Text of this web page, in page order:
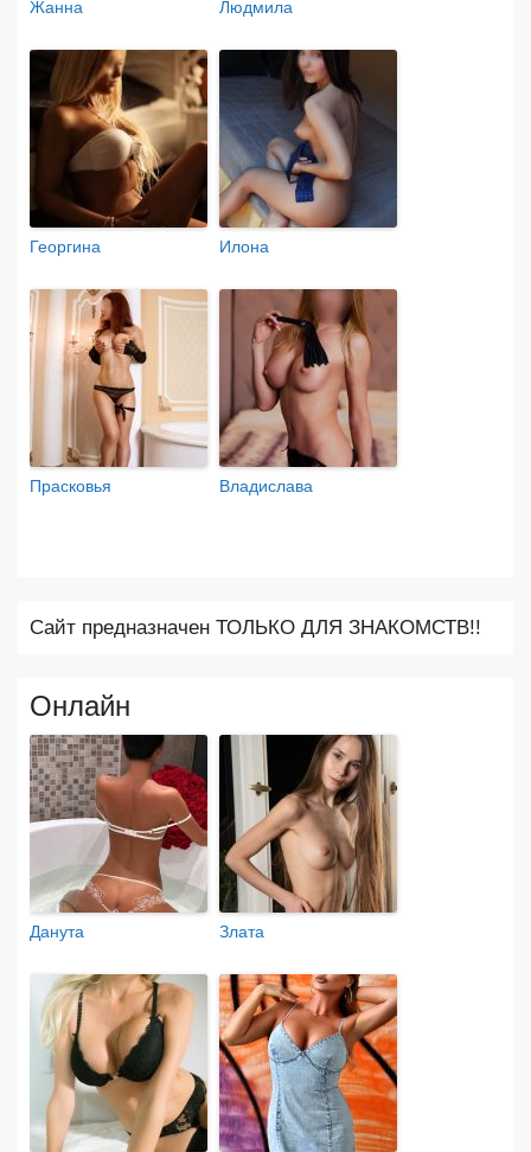
Жанна Людмила
Георгина Илона
Прасковья Владислава
Сайт предназначен ТОЛЬКО ДЛЯ ЗНАКОМСТВ!!
Онлайн
Данута Злата